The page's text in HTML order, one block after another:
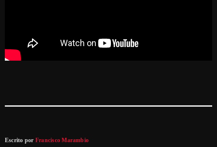
Escrito por Francisco Marambio